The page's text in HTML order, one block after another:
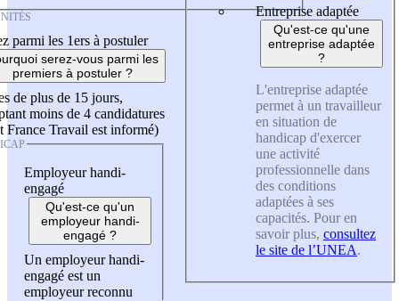
parmi les 1ers à postuler
serez-vous parmi les
premiers à postuler ?
de plus de 15 jours,
moins de 4 candidatures
France Travail est informé)
Employeur handi-
engagé
Qu'est-ce qu'un
employeur handi-
engagé ?
Un employeur handi-
engagé est un
employeur reconnu
Entreprise adaptée
Qu'est-ce qu'une
entreprise adaptée
?
L'entreprise adaptée
permet à un travailleur
en situation de
handicap d'exercer
une activité
professionnelle dans
des conditions
adaptées à ses
capacités. Pour en
savoir plus, consultez
le site de l’UNEA.